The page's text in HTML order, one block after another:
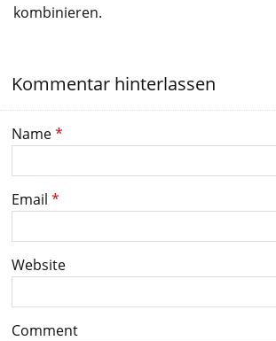
kombinieren.
Kommentar hinterlassen
Name*
Email *
Website
Comment